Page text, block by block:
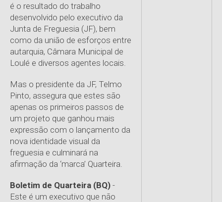
é o resultado do trabalho
desenvolvido pelo executivo da
Junta de Freguesia (JF), bem
como da união de esforços entre
autarquia, Câmara Municipal de
Loulé e diversos agentes locais.
Mas o presidente da JF, Telmo
Pinto, assegura que estes são
apenas os primeiros passos de
um projeto que ganhou mais
expressão com o lançamento da
nova identidade visual da
freguesia e culminará na
afirmação da ‘marca’ Quarteira.
Boletim de Quarteira (BQ) -
Este é um executivo que não